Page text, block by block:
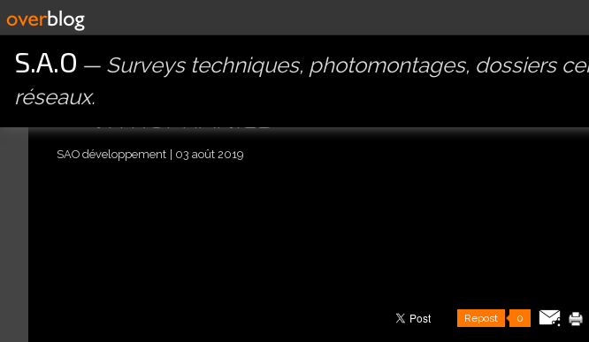
S.A.O
Surveys techniques, photomontages, dossiers
réseaux.
SAO développement 03 août 2019
Repost 0